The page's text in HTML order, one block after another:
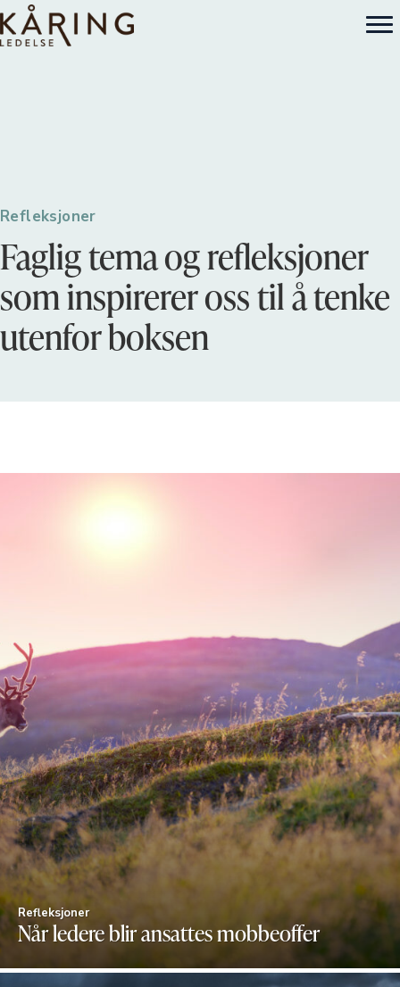
Refleksjoner
Faglig tema og refleksjoner
som inspirerer oss til å tenke
utenfor boksen
Refleksjoner
Når ledere blir ansattes mobbeoffer